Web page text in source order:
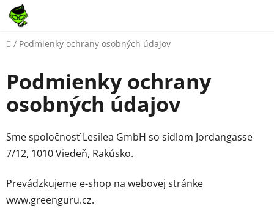
Prejsť
na
obsah
Domov
/ Podmienky ochrany osobných údajov
Podmienky ochrany
osobných údajov
Sme spoločnosť Lesilea GmbH so sídlom Jordangasse
7/12, 1010 Viedeň, Rakúsko.
Prevádzkujeme e-shop na webovej stránke
www.greenguru.cz.